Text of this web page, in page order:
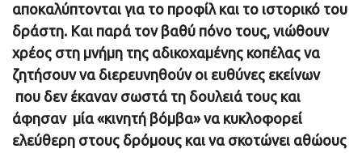
αποκαλύπτονται για το προφίλ και το ιστορικό του
δράστη. Και παρά τον βαθύ πόνο τους, νιώθουν
χρέος στη μνήμη της αδικοχαμένης κοπέλας να
ζητήσουν να διερευνηθούν οι ευθύνες εκείνων
που δεν έκαναν σωστά τη δουλειά τους και
άφησαν μία «κινητή βόμβα» να κυκλοφορεί
ελεύθερη στους δρόμους και να σκοτώνει αθώους